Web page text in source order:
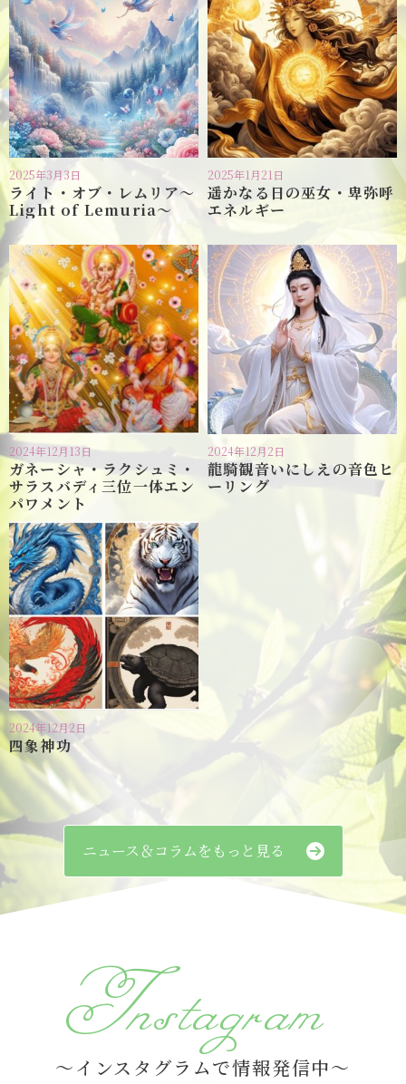
2025年3月3日
ライト・オブ・レムリア〜
Light of Lemuria〜
2025年1月21日
遥かなる日の巫女・卑弥呼
エネルギー
2024年12月13日
ガネーシャ・ラクシュミ・
サラスバディ三位一体エン
パワメント
2024年12月2日
龍騎観音いにしえの音色ヒ
ーリング
2024年12月2日
四象神功
ニュース＆コラムをもっと見る
Instagram
～インスタグラムで情報発信中～